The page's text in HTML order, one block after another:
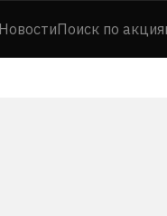
НовостиПоиск по